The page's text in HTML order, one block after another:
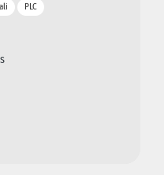
PLC